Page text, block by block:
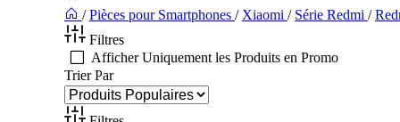
/ Pièces pour Smartphones / Xiaomi / Série Redmi /
Filtres
Afficher Uniquement les Produits en Promo
Trier Par